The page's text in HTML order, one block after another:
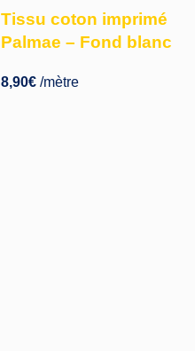
Tissu coton imprimé
Palmae – Fond blanc
8,90€ /mètre